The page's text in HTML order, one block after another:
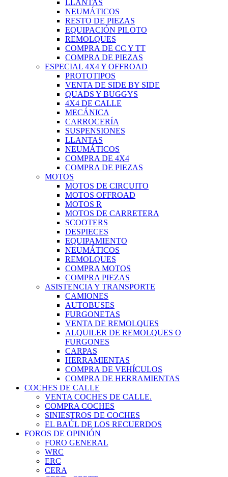
LLANTAS
NEUMÁTICOS
RESTO DE PIEZAS
EQUIPACIÓN PILOTO
REMOLQUES
COMPRA DE CC Y TT
COMPRA DE PIEZAS
ESPECIAL 4X4 Y OFFROAD
PROTOTIPOS
VENTA DE SIDE BY SIDE
QUADS Y BUGGYS
4X4 DE CALLE
MECÁNICA
CARROCERÍA
SUSPENSIONES
LLANTAS
NEUMÁTICOS
COMPRA DE 4X4
COMPRA DE PIEZAS
MOTOS
MOTOS DE CIRCUITO
MOTOS OFFROAD
MOTOS R
MOTOS DE CARRETERA
SCOOTERS
DESPIECES
EQUIPAMIENTO
NEUMÁTICOS
REMOLQUES
COMPRA MOTOS
COMPRA PIEZAS
ASISTENCIA Y TRANSPORTE
CAMIONES
AUTOBUSES
FURGONETAS
VENTA DE REMOLQUES
ALQUILER DE REMOLQUES O
FURGONES
CARPAS
HERRAMIENTAS
COMPRA DE VEHÍCULOS
COMPRA DE HERRAMIENTAS
COCHES DE CALLE
VENTA COCHES DE CALLE.
COMPRA COCHES
SINIESTROS DE COCHES
EL BAÚL DE LOS RECUERDOS
FOROS DE OPINIÓN
FORO GENERAL
WRC
ERC
CERA